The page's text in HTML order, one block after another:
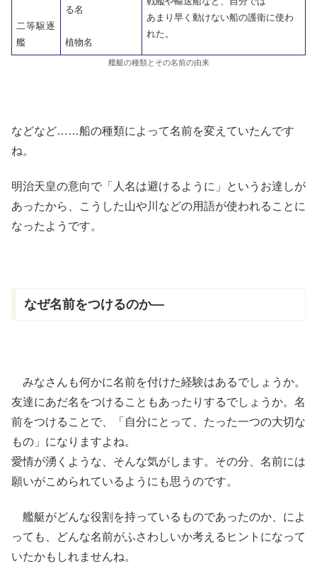
二等駆逐
艦
る名
植物名
あまり早く動けない船の護衛に使わ
れた。
艦艇の種類とその名前の由来
などなど……船の種類によって名前を変えていたんです
ね。
明治天皇の意向で「人名は避けるように」というお達 しが
あったから、こうした山や川などの用語が使われることに
なったようです。
なぜ名前をつけるのか―
みなさんも何かに名前を付けた経験はあるでしょうか。
友達にあだ名をつけることもあったりするでしょうか。名
前をつけることで、「自分にとって、たった一つの大切な
もの」になりますよね。
愛情が湧くような、そんな気がします。その分、名前には
願いがこめられているようにも思うのです。
艦艇がどんな役割を持っているものであったのか、によ
っても、どんな名前がふさわしいか考えるヒントになって
いたかもしれませんね。